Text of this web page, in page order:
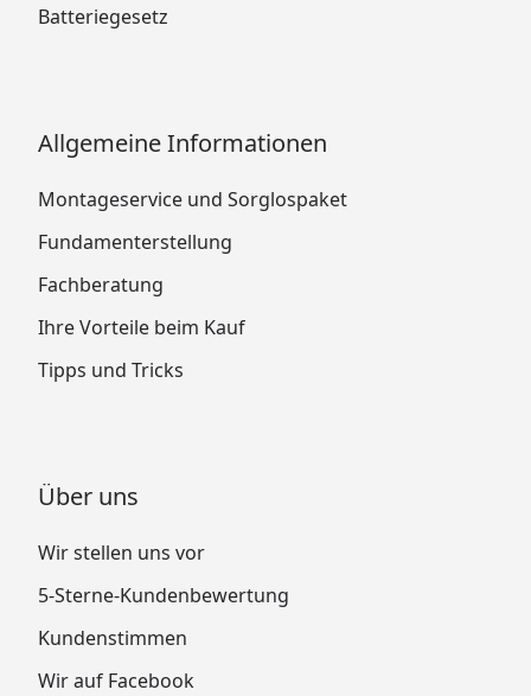
Batteriegesetz
Allgemeine Informationen
Montageservice und Sorglospaket
Fundamenterstellung
Fachberatung
Ihre Vorteile beim Kauf
Tipps und Tricks
Über uns
Wir stellen uns vor
5-Sterne-Kundenbewertung
Kundenstimmen
Wir auf Facebook